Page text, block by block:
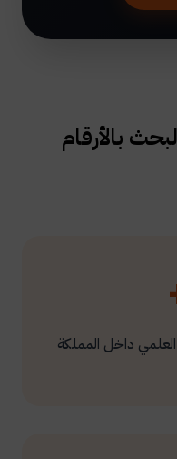
بالأرقام
داخل المملكة